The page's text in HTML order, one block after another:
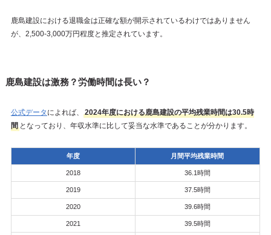
鹿島建設における退職金は正確な額が開示されているわけではありません
が、2,500-3,000万円程度と推定されています。
鹿島建設は激務？労働時間は長い？
公式データ によれば、
2024年度における鹿島建設の平均残業時間は30.5時
間となっており、年収水準に比して妥当な水準であることが分かります。
年度 月間平均残業時間
2018 36.1時間
2019 37.5時間
2020 39.6時間
2021 39.5時間